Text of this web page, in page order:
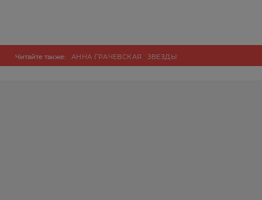
Читайте также: АННА ГРАЧЕВСКАЯ ЗВЕЗДЫ